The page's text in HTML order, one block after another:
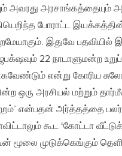
அவரது அரசாங்கத்தையும்
போராட்ட
இதுவே பதவியில்
22 நாடாளுமன்ற
என்று கோரிய
ஒரு அரசியல் மற்றும்
என்பதன் அர்த்தத்தை பலர்
கூட ‘கோட்டா
மூலை முடுக்கெங்கும்